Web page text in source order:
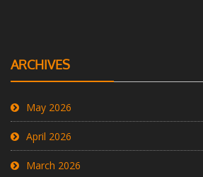
ARCHIVES
May 2026
April 2026
March 2026